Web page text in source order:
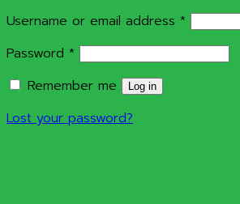
Username or email address * Required
Password * Required
Remember me
Log in
Lost your password?